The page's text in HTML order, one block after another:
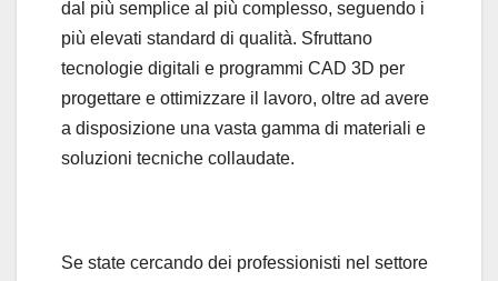
dal più semplice al più complesso, seguendo i
più elevati standard di qualità. Sfruttano
tecnologie digitali e programmi CAD 3D per
progettare e ottimizzare il lavoro, oltre ad avere
a disposizione una vasta gamma di materiali e
soluzioni tecniche collaudate.
Se state cercando dei professionisti nel settore